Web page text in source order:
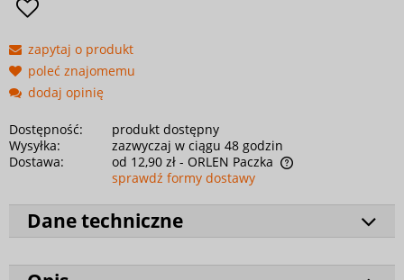
zapytaj o produkt
poleć znajomemu
dodaj opinię
Dostępność:
produkt dostępny
Wysyłka:
zazwyczaj w ciągu 48 godzin
Dostawa:
od 12,90 zł - ORLEN Paczka
sprawdź formy dostawy
Dane techniczne